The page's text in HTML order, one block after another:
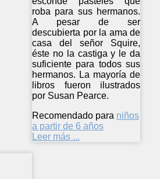
roba para sus hermanos.
A pesar de ser
descubierta por la ama de
casa del señor Squire,
éste no la castiga y le da
suficiente para todos sus
hermanos. La mayoría de
libros fueron ilustrados
por Susan Pearce.
Recomendado para niños
a partir de 6 años
Leer más ...